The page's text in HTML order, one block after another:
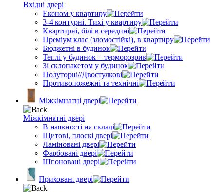
Вхідні двері
Економ у квартиру
3-4 контурні. Тихі у квартиру
Квартирні, білі в середині
Преміум клас (зломостійкі), в квартиру
Бюджетні в будинок
Теплі у будинок + терморозрив
Зі склопакетом у будинок
Полуторні//Двостулкові
Противопожежні та технічні
Міжкімнатні двері
Міжкімнатні двері
В наявності на складі
Щитові, плоскі двері
Ламіновані двері
Фарбовані двері
Шпоновані двері
Приховані двері